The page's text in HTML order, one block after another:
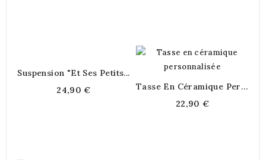
Suspension "et Ses Petits...
24,90 €
Tasse En Céramique Personnalisée
22,90 €